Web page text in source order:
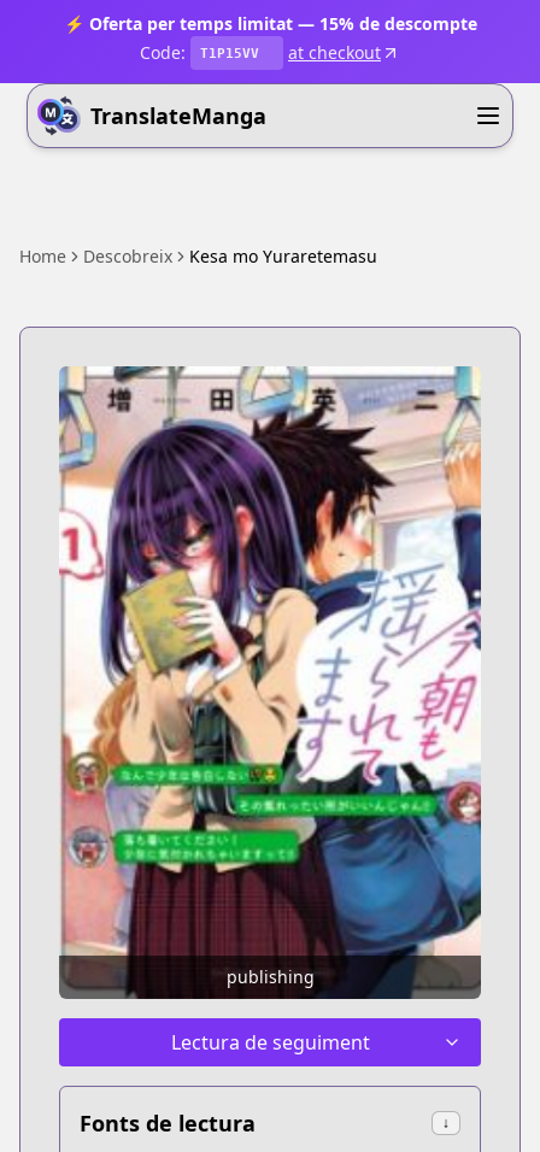
⚡ Oferta per temps limitat — 15% de descompte
Code:
T1P15VV at checkout
TranslateManga
Home Descobreix Kesa mo Yuraretemasu ​
publishing
Lectura de seguiment
Fonts de lectura ↓